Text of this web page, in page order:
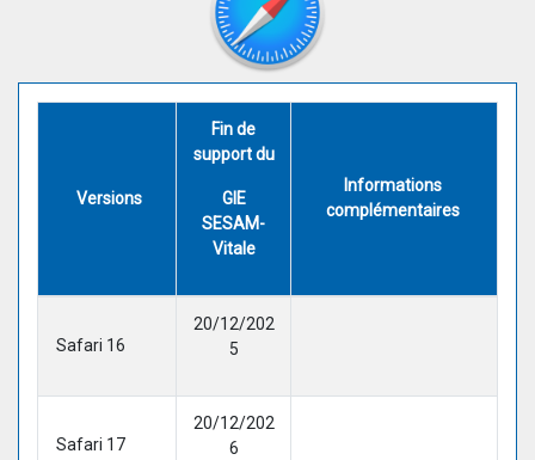
Versions
Fin de
support du
GIE
SESAM-
Vitale
Informations
complémentaires
Safari 16
20/12/202
5
Safari 17
20/12/202
6